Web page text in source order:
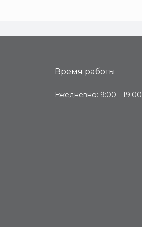
Время работы
Ежедневно: 9:00 - 19:00